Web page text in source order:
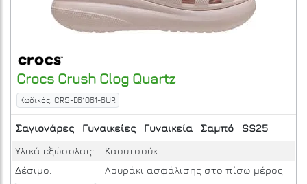
Crocs Crush Clog Quartz
Κωδικός: CRS-E61061-6UR
Σαγιονάρες Γυναικείες Γυναικεία Σαμπό
SS25
Υλικά εξώσολας:
Καουτσούκ
Δέσιμο:
Λουράκι ασφάλισης στο πίσω μέρος